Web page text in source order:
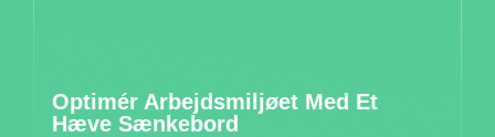
Optimér Arbejdsmiljøet Med Et
Hæve Sænkebord